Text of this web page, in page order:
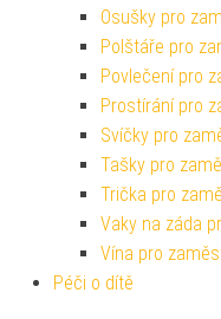
Osušky pro
Polštáře pro
Povlečení pro
Prostírání pro
Svíčky pro
Tašky pro
Trička pro
Vaky na záda
Vína pro
Péči o dítě